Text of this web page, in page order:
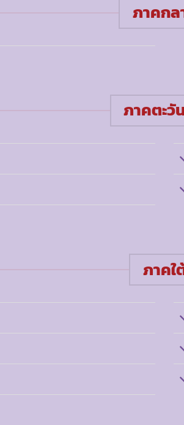
ภาคกล
ภาคตะวั
ภาคใ